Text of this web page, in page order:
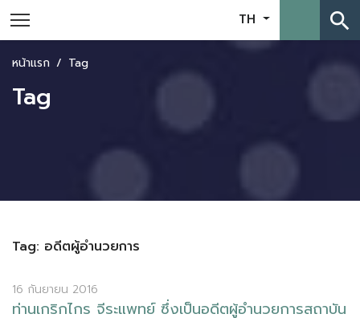
TH search
หน้าแรก Tag
Tag
Tag: อดีตผู้อำนวยการ
16 กันยายน 2016
ทานเกรกไกร จระแพทย ซงเปนอดตผอนวยการสถาบน